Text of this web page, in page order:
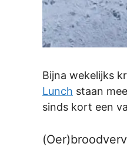
Bijna wekelijks
Lunch staan
sinds kort een